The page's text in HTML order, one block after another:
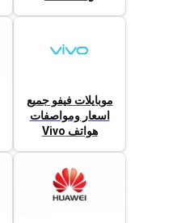
موبايلات فيفو جميع
اسعار ومواصفات
هواتف Vivo